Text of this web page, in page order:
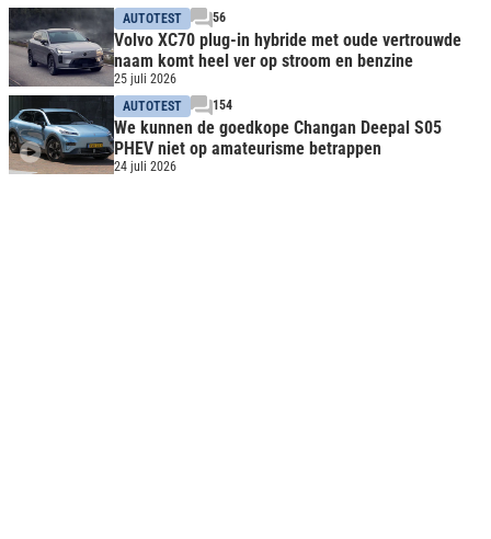
AUTOTEST
56
Volvo XC70 plug-in hybride met oude vertrouwde
naam komt heel ver op stroom en benzine
25 juli 2026
AUTOTEST
154
We kunnen de goedkope Changan Deepal S05
PHEV niet op amateurisme betrappen
24 juli 2026